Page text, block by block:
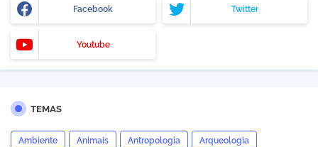
Facebook Twitter
Youtube
TEMAS
Ambiente Animais Antropologia Arqueologia